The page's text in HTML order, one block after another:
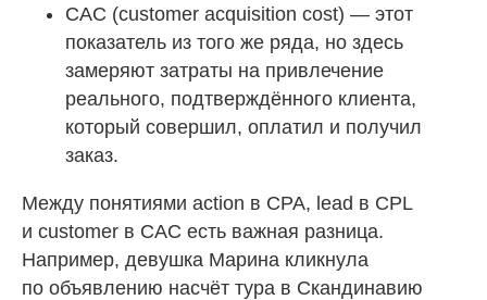
CAC (customer acquisition cost) — этот
показатель из того же ряда, но здесь
замеряют затраты на привлечение
реального, подтверждённого клиента,
который совершил, оплатил и получил
заказ.
Между понятиями action в CPA, lead в CPL
и customer в CAC есть важная разница.
Например, девушка Марина кликнула
по объявлению насчёт тура в Скандинавию